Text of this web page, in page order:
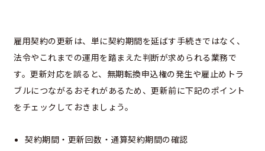
雇用契約の更新は、単に契約期間を延ばす手続きではなく、
法令やこれまでの運用を踏まえた判断が求められる業務で
す。更新対応を誤ると、無期転換申込権の発生や雇止めトラ
ブルにつながるおそれがあるため、更新前に下記のポイント
をチェックしておきましょう。
契約期間・更新回数・通算契約期間の確認